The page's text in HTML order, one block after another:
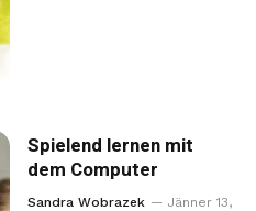
Spielend lernen mit
dem Computer
Sandra Wobrazek
Jänner 13,